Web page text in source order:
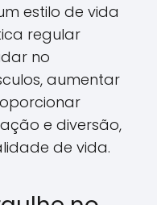
estilo de vida
regular
no
aumentar
e diversão,
de vida.